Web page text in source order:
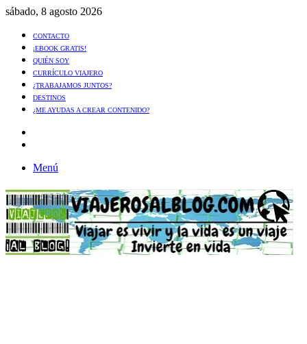
sábado, 8 agosto 2026
CONTACTO
¡EBOOK GRATIS!
QUIÉN SOY
CURRÍCULO VIAJERO
¿TRABAJAMOS JUNTOS?
DESTINOS
¿ME AYUDAS A CREAR CONTENIDO?
Menú